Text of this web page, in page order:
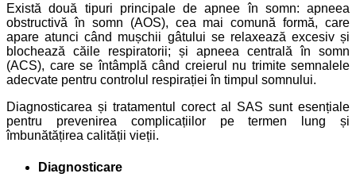
Există două tipuri principale de apnee în somn: apneea
obstructivă în somn (AOS), cea mai comună formă, care
apare atunci când mușchii gâtului se relaxează excesiv și
blochează căile respiratorii; și apneea centrală în somn
(ACS), care se întâmplă când creierul nu trimite semnalele
adecvate pentru controlul respirației în timpul somnului.
Diagnosticarea și tratamentul corect al SAS sunt esențiale
pentru prevenirea complicațiilor pe termen lung și
îmbunătățirea calității vieții.
Diagnosticare